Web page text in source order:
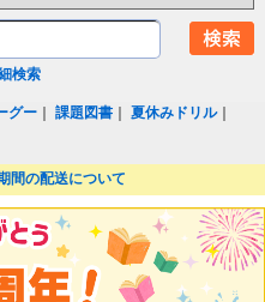
検索
グー ｜課題図書 ｜夏休みドリル｜
間の配送について